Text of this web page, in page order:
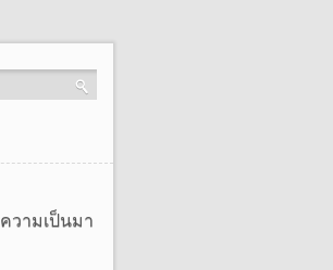
ความเป็นมา